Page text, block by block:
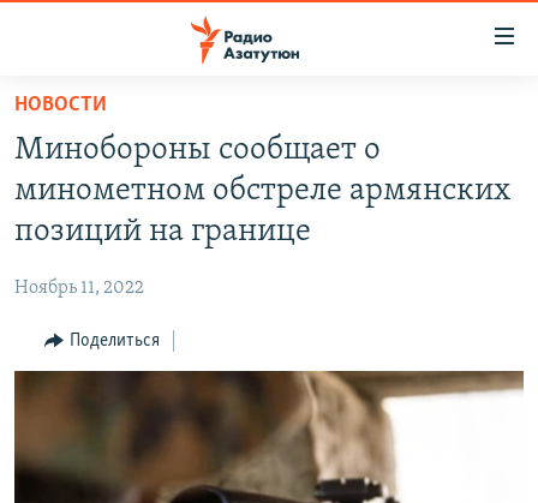
Перейти
основному
содержанию
основной
навигации
Перейти
поиску
ПОЛИТИКА
ЭКОНОМИКА
РЕГИОН
НАГОРНЫЙ КАРАБАХ
СПОРТ
НОВОСТИ
Минобороны сообщает о
минометном обстреле армянских
позиций на границе
Ноябрь 11, 2022
Поделиться